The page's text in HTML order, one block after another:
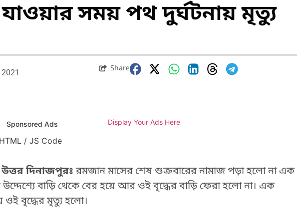
সময় পথ দুর্ঘটনায় মৃত্যু
Share
Sponsored Ads Display Your Ads Here
HTML / JS Code
দিনাজপুরঃরমজান মাসের শেষ শুক্রবারের নামাজ পড়া হলো না এক
উদ্দেশ্যে বাড়ি থেকে বের হয়ে আর ওই বৃদ্ধের বাড়ি ফেরা হলো না। এক
ওই বৃদ্ধের মৃত্যু হলো।
JS Code